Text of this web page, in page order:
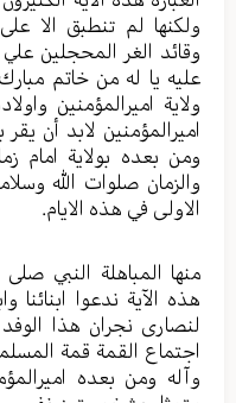
ولكنها لم تنطبق الا
وقائد الغر المحجلين
عليه يا له من خاتم
ولاية اميرالمؤمنين
اميرالمؤمنين لابد أن
ومن بعده بولاية امام
والزمان صلوات الله
الاولى في هذه الايام.
منها المباهلة النبي
هذه الآية ندعوا ابنائنا
لنصارى نجران هذا
اجتماع القمة قمة
وآله ومن بعده